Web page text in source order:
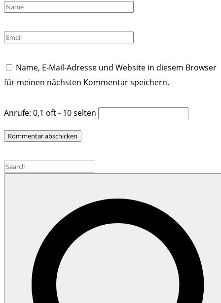
Name
Email
Name, E-Mail-Adresse und Website in diesem Browser
für meinen nächsten Kommentar speichern.
Anrufe: 0,1 oft - 10 selten